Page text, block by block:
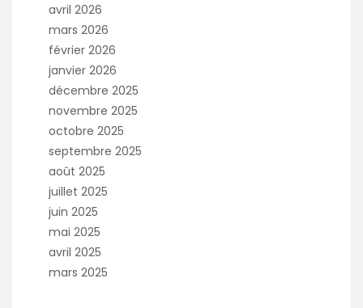
avril 2026
mars 2026
février 2026
janvier 2026
décembre 2025
novembre 2025
octobre 2025
septembre 2025
août 2025
juillet 2025
juin 2025
mai 2025
avril 2025
mars 2025